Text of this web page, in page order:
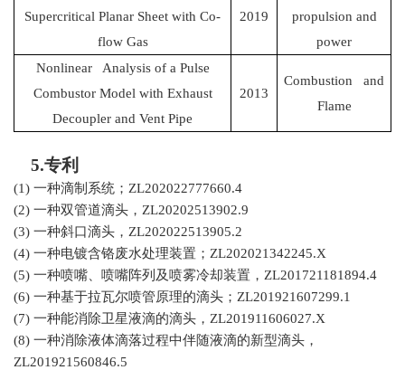
Supercritical Planar Sheet with Co-
flow Gas
2019
propulsion and
power
Nonlinear Analysis of a Pulse
Combustor Model with Exhaust
Decoupler and Vent Pipe
2013
Combustion and
Flame
5.专利
(1) 一种滴制系统； ZL202022777660.4
(2) 一种双管道滴头， ZL20202513902.9
(3) 一种斜口滴头， ZL202022513905.2
(4) 一种电镀含铬废水处理装置； ZL202021342245.X
(5) 一种喷嘴、喷嘴阵列及喷雾冷却装置， ZL201721181894.4
(6) 一种基于拉瓦尔喷管原理的滴头； ZL201921607299.1
(7) 一种能消除卫星液滴的滴头， ZL201911606027.X
(8) 一种消除液体滴落过程中伴随液滴的新型滴头，
ZL201921560846.5